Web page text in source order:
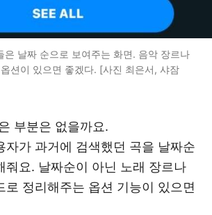
은 날짜 순으로 보여주는 화면. 음악 장르나
션이 있으면 좋겠다. [사진 최은서, 샤잠
부분은 없을까요.
자가 과거에 검색했던 곡을 날짜순
줘요. 날짜순이 아닌 노래 장르나
로 정리해주는 옵션 기능이 있으면